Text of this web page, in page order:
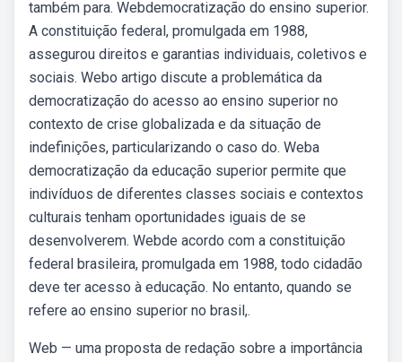
também para. Webdemocratização do ensino superior.
A constituição federal, promulgada em 1988,
assegurou direitos e garantias individuais, coletivos e
sociais. Webo artigo discute a problemática da
democratização do acesso ao ensino superior no
contexto de crise globalizada e da situação de
indefinições, particularizando o caso do. Weba
democratização da educação superior permite que
indivíduos de diferentes classes sociais e contextos
culturais tenham oportunidades iguais de se
desenvolverem. Webde acordo com a constituição
federal brasileira, promulgada em 1988, todo cidadão
deve ter acesso à educação. No entanto, quando se
refere ao ensino superior no brasil,.
Web — uma proposta de redação sobre a importância